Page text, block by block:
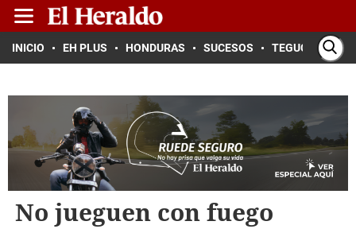
INICIO EH PLUS HONDURAS SUCESOS TEGUCIGALPA
No jueguen con fuego